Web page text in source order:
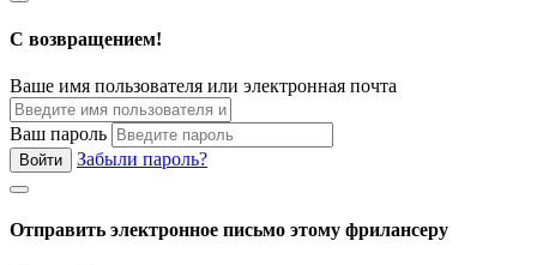
С возвращением!
Ваше имя пользователя или электронная почта
Ваш пароль
Войти Забыли пароль?
Отправить электронное письмо этому фрилансеру